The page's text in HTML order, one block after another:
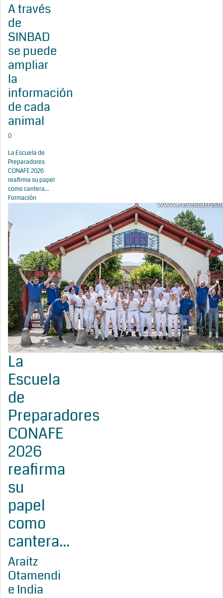
A través
de
SINBAD
se puede
ampliar
la
información
de cada
animal
0
La Escuela de
Preparadores
CONAFE 2026
reafirma su papel
como cantera...
Formación
La
Escuela
de
Preparadores
CONAFE
2026
reafirma
su
papel
como
cantera...
Araitz
Otamendi
e India